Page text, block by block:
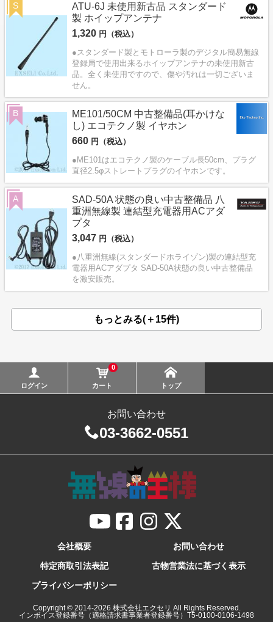
ATU-6J 未使用新古品 スタンダード
製 ホイップアンテナ
1,320 円（税込）
●スタンダード製とモトローラ製のデジタル簡易無線
登録局で使用出来るホイップアンテナの未使用新古
品。全く未使用ですので、傷や汚れは一切ございま
せん。
S
ME101/50CM 中古整備品(耳かけな
し) エコテクノ製 イヤホン
660 円（税込）
●ME101はエコテクノ製のケーブル長50cm、プラグ
直径2.5φストレートプラグのイヤホンです。
B
SAD-50A 状態の良い中古整備品 八
重洲無線製 連結型充電器用ACアダ
プタ
3,047 円（税込）
●八重洲無線(スタンダードホライゾン)製の連結型充
電器用ACアダプタ SAD-50A状態の良い中古整備品
を激安販売。
A
もっとみる(＋15件)
ログイン
0
カート トップ
お問い合わせ
03-3662-0551
会社概要
お問い合わせ
特定商取引法表記
古物営業法に基づく表示
プライバシーポリシー
Copyright © 2014-2026 株式会社エクセリ All Rights Reserved.
インボイス登録番号（適格請求書事業者登録番号）T5-0100-0106-1498